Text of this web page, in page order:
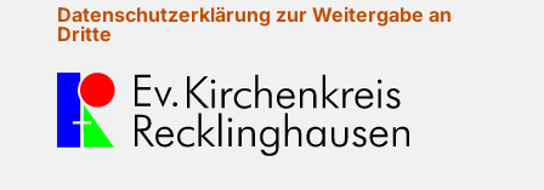
Datenschutzerklärung zur Weitergabe an
Dritte